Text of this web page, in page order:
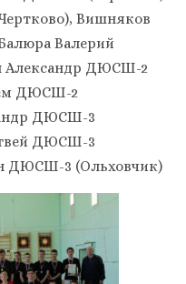
Вишняков
Валерий
Александр ДЮСШ-2
ДЮСШ-2
ДЮСШ-3
ДЮСШ-3
ДЮСШ-3 (Ольховчик)